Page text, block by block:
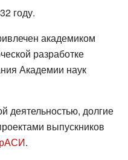
году.
академиком
разработке
Академии наук
деятельностью, долгие
выпускников
.